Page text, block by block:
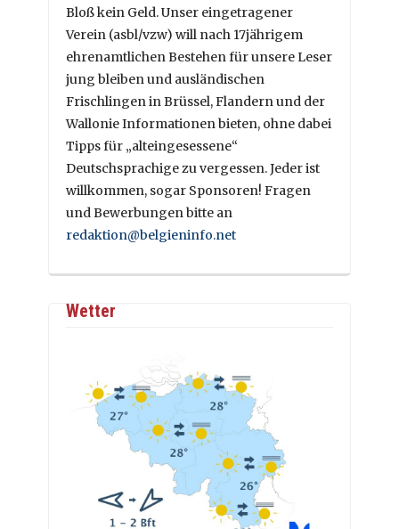
Bloß kein Geld. Unser eingetragener
Verein (asbl/vzw) will nach 17jährigem
ehrenamtlichen Bestehen für unsere Leser
jung bleiben und ausländischen
Frischlingen in Brüssel, Flandern und der
Wallonie Informationen bieten, ohne dabei
Tipps für „alteingesessene“
Deutschsprachige zu vergessen. Jeder ist
willkommen, sogar Sponsoren! Fragen
und Bewerbungen bitte an
redaktion@belgieninfo.net
Wetter